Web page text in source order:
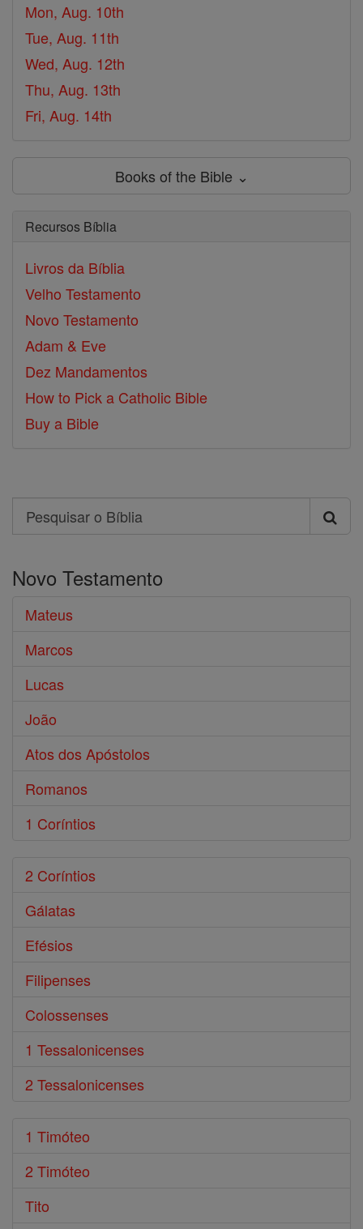
Mon, Aug. 10th
Tue, Aug. 11th
Wed, Aug. 12th
Thu, Aug. 13th
Fri, Aug. 14th
Books of the Bible ⌄
Recursos Bíblia
Livros da Bíblia
Velho Testamento
Novo Testamento
Adam & Eve
Dez Mandamentos
How to Pick a Catholic Bible
Buy a Bible
Search
Pesquisar
Bíblia
Novo Testamento
Mateus
Marcos
Lucas
João
Atos dos Apóstolos
Romanos
1 Coríntios
2 Coríntios
Gálatas
Efésios
Filipenses
Colossenses
1 Tessalonicenses
2 Tessalonicenses
1 Timóteo
2 Timóteo
Tito